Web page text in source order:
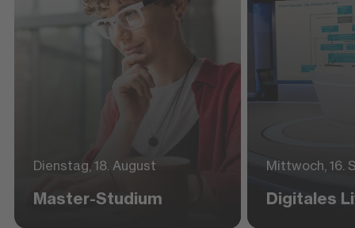
Dienstag, 18. August
Master-Studium
Mittwoch, 16.
Digitales